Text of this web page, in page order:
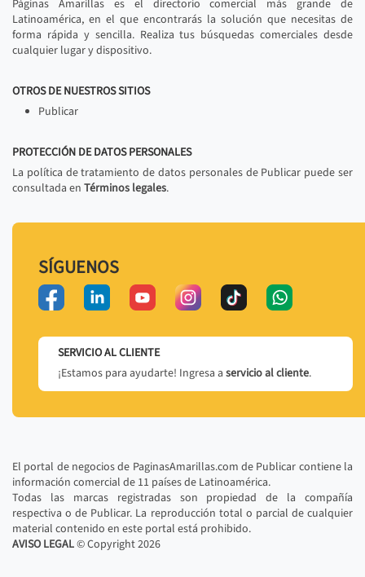
Páginas Amarillas es el directorio comercial más grande de
Latinoamérica, en el que encontrarás la solución que necesitas de
forma rápida y sencilla. Realiza tus búsquedas comerciales desde
cualquier lugar y dispositivo.
OTROS DE NUESTROS SITIOS
Publicar
PROTECCIÓN DE DATOS PERSONALES
La política de tratamiento de datos personales de Publicar puede ser
consultada en Términos legales.
SÍGUENOS
SERVICIO AL CLIENTE
¡Estamos para ayudarte! Ingresa a servicio al cliente.
El portal de negocios de PaginasAmarillas.com de Publicar contiene la
información comercial de 11 países de Latinoamérica.
Todas las marcas registradas son propiedad de la compañía
respectiva o de Publicar. La reproducción total o parcial de cualquier
material contenido en este portal está prohibido.
AVISO LEGAL© Copyright2026